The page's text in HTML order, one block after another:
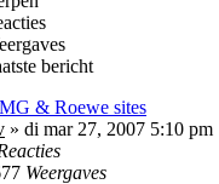
bericht
& Roewe sites
» di mar 27, 2007 5:10 pm
Weergaves